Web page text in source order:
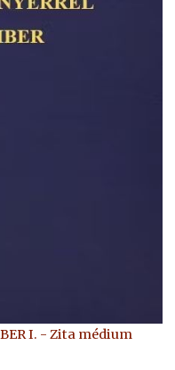
I. - Zita médium